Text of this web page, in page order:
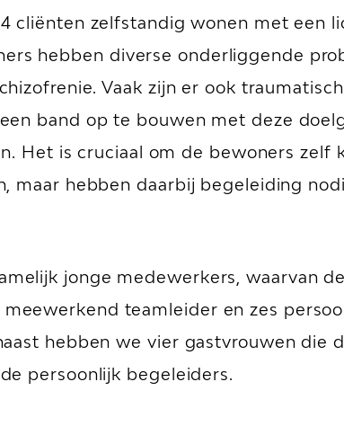
cliënten zelfstandig wonen met een
hebben diverse onderliggende
Vaak zijn er ook
band op te bouwen met deze
Het is cruciaal om de bewoners zelf
maar hebben daarbij begeleiding
jonge medewerkers, waarvan
teamleider en zes
hebben we vier gastvrouwen die
persoonlijk begeleiders.